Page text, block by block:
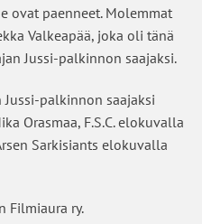
ovat paenneet. Molemmat
Valkeapää, joka oli tänä
Jussi-palkinnon saajaksi.
palkinnon saajaksi
Orasmaa, F.S.C. elokuvalla
Sarkisiants elokuvalla
Filmiaura ry.